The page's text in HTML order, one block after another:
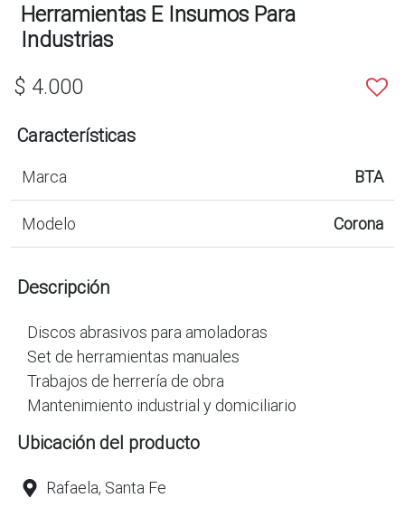
Herramientas E Insumos Para
Industrias
$ 4.000
Características
Marca BTA
Modelo Corona
Descripción
Discos abrasivos para amoladoras
Set de herramientas manuales
Trabajos de herrería de obra
Mantenimiento industrial y domiciliario
Ubicación del producto
Rafaela, Santa Fe